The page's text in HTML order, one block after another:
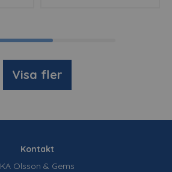
Visa fler
Kontakt
KA Olsson & Gems